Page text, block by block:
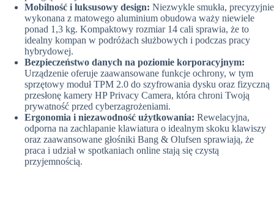
Mobilność i luksusowy design: Niezwykle smukła, precyzyjnie
wykonana z matowego aluminium obudowa waży niewiele
ponad 1,3 kg. Kompaktowy rozmiar 14 cali sprawia, że to
idealny kompan w podróżach służbowych i podczas pracy
hybrydowej.
Bezpieczeństwo danych na poziomie korporacyjnym:
Urządzenie oferuje zaawansowane funkcje ochrony, w tym
sprzętowy moduł TPM 2.0 do szyfrowania dysku oraz fizyczną
przesłonę kamery HP Privacy Camera, która chroni Twoją
prywatność przed cyberzagrożeniami.
Ergonomia i niezawodność użytkowania: Rewelacyjna,
odporna na zachlapanie klawiatura o idealnym skoku klawiszy
oraz zaawansowane głośniki Bang & Olufsen sprawiają, że
praca i udział w spotkaniach online stają się czystą
przyjemnością.